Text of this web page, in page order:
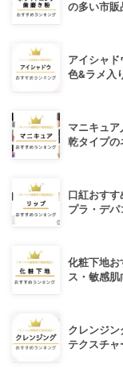
の多い市販
アイシャ
色&ラメ入
マニキュ
乾タイプの
口紅おす
プラ・デパ
化粧下地お
ス・敏感肌
クレンジ
テクスチャ